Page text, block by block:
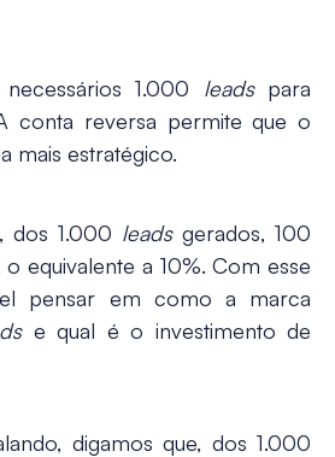
1.000 leads para
conta reversa permite que o
mais estratégico.
dos 1.000 leads gerados, 100
equivalente a 10%. Com esse
pensar em como a marca
e qual é o investimento de
digamos que, dos 1.000